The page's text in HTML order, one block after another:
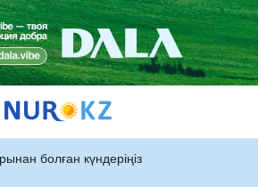
болған күндеріңіз